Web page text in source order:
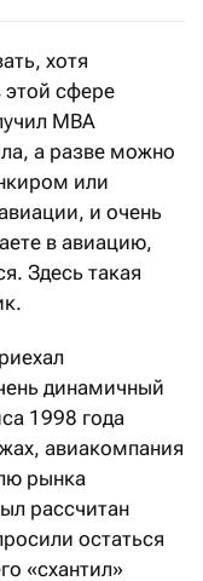
хотя
этой сфере
MBA
а разве можно
или
и очень
в авиацию,
Здесь такая
динамичный
1998 года
авиа­компания
рынка
рассчитан
остаться
«схантил»